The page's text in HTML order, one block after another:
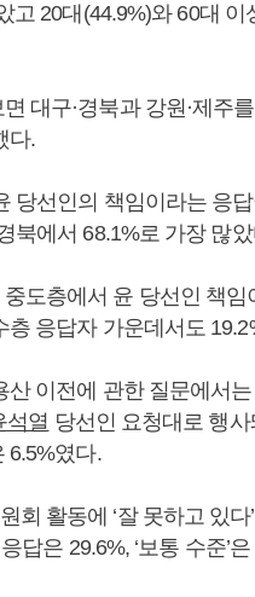
고 20대(44.9%)와 60대
대구·경북과 강원·제주
다.
당선인의 책임이라는 응
북에서 68.1%로 가장 많
도층에서 윤 당선인 책
층 응답자 가운데서도
이전에 관한 질문에서는
석열 당선인 요청대로 행
6.5%였다.
회 활동에 ‘잘 못하고 있
응답은 29.6%, ‘보통 수준